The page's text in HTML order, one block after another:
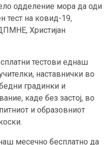
одделение мора да оди
тест на ковид-19,
Христијан
тестови еднаш
наставнички во
градинки и
каде без застој, во
и образовниот
месечно бесплатно да